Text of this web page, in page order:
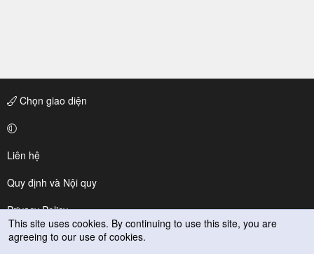
Chọn giao diện
Liên hệ
Quy định và Nội quy
Privacy Policy
Trợ giúp
This site uses cookies. By continuing to use this site, you are
agreeing to our use of cookies.